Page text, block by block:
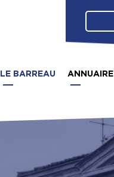
LE BARREAU ANNUAIRE